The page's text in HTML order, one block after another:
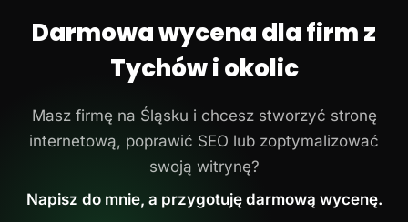
Darmowa wycena dla firm z
Tychów i okolic
Masz firmę na Śląsku i chcesz stworzyć stronę
internetową, poprawić SEO lub zoptymalizować
swoją witrynę?
Napisz do mnie, a przygotuję darmową wycenę.